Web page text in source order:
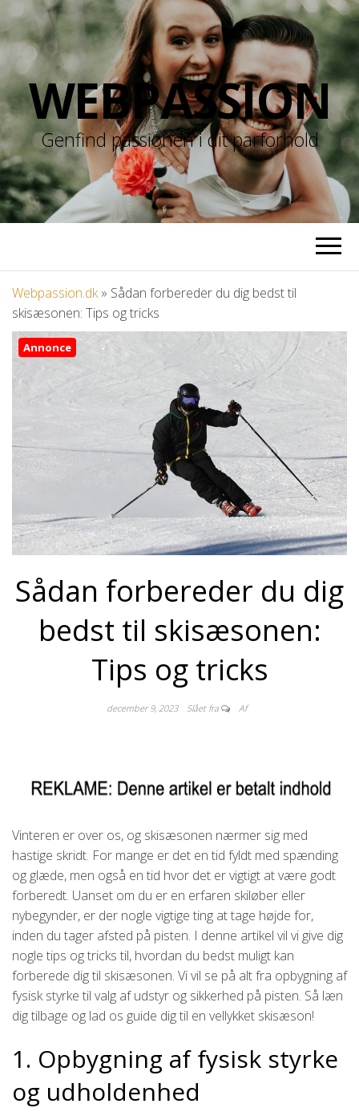
WEBPASSION
Genfind passionen i dit parforhold
Webpassion.dk» Sådan forbereder du dig bedst til
skisæsonen: Tips og tricks
Annonce
Sådan forbereder du dig
bedst til skisæsonen:
Tips og tricks
december 9, 2023 Slået fra Af
Vinteren er over os, og skisæsonen nærmer sig med
hastige skridt. For mange er det en tid fyldt med spænding
og glæde, men også en tid hvor det er vigtigt at være godt
forberedt. Uanset om du er en erfaren skiløber eller
nybegynder, er der nogle vigtige ting at tage højde for,
inden du tager afsted på pisten. I denne artikel vil vi give dig
nogle tips og tricks til, hvordan du bedst muligt kan
forberede dig til skisæsonen. Vi vil se på alt fra opbygning af
fysisk styrke til valg af udstyr og sikkerhed på pisten. Så læn
dig tilbage og lad os guide dig til en vellykket skisæson!
1. Opbygning af fysisk styrke
og udholdenhed